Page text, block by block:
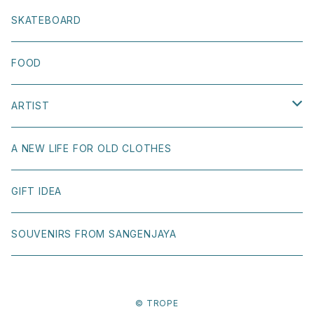
LOST SOUL SKATEBOARDS
WELCOME SKATEBOARDS
GIRL SKATEBOARDS
KAAPETTO
T.U.（Transportation Unit）
BONNE MAISON
OTHER
STICKER
BOOK COVER
POSTCARD
OTHER
SKATEBOARD
FOOD
ARTIST
Naoki Shoji
Ray Gurz
Yuri Hasegawa
A NEW LIFE FOR OLD CLOTHES
GIFT IDEA
SOUVENIRS FROM SANGENJAYA
© TROPE